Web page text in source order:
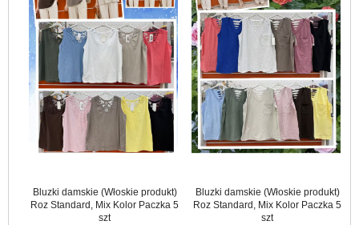
Bluzki damskie (Włoskie produkt)
Roz Standard, Mix Kolor Paczka 5
szt
Bluzki damskie (Włoskie produkt)
Roz Standard, Mix Kolor Paczka 5
szt